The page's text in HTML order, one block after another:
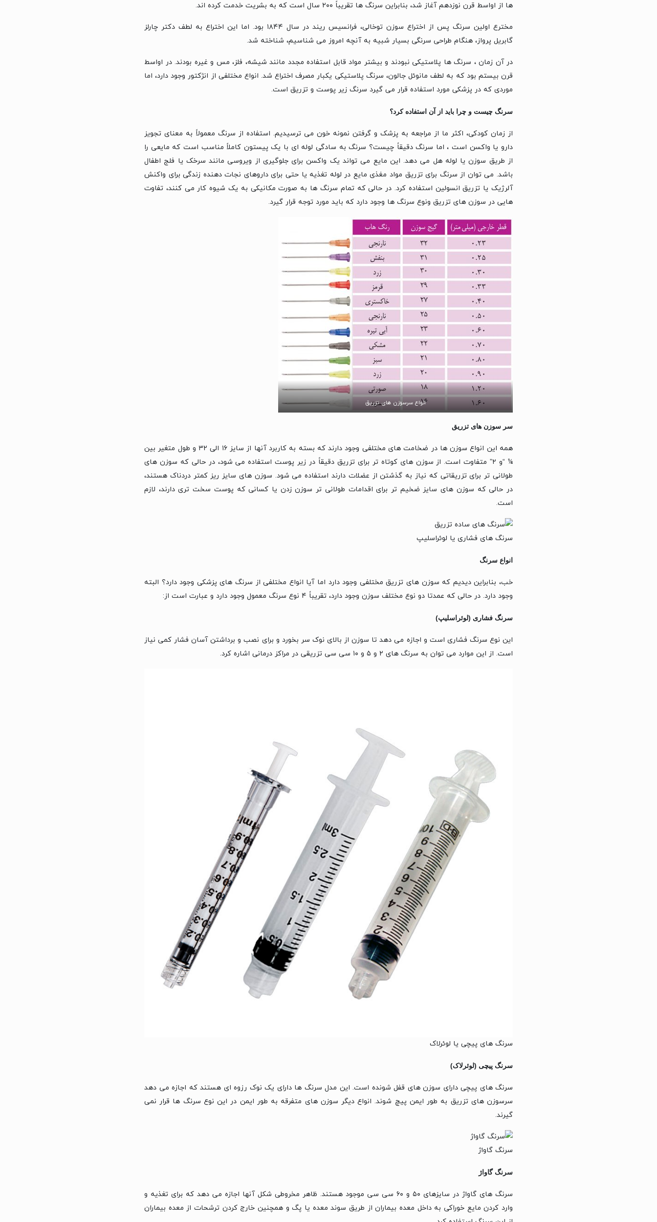
ها از اواسط قرن نوزدهم آغاز شد، بنابراین سرنگ ها تقریباً ۲۰۰ سال است که به بشریت خدمت کرده اند.
مخترع اولین سرنگ پس از اختراع سوزن توخالی، فرانسیس ریند در سال ۱۸۴۴ بود. اما این اختراع به لطف دکتر چارلز
گابریل پرواز، هنگام طراحی سرنگی بسیار شبیه به آنچه امروز می شناسیم، شناخته شد.
در آن زمان ، سرنگ ها پلاستیکی نبودند و بیشتر مواد قابل استفاده مجدد مانند شیشه، فلز، مس و غیره بودند. در اواسط
قرن بیستم بود که به لطف مانوئل جالون، سرنگ پلاستیکی یکبار مصرف اختراع شد. انواع مختلفی از انژکتور وجود دارد، اما
موردی که در پزشکی مورد استفاده قرار می گیرد سرنگ زیر پوست و تزریق است.
سرنگ چیست و چرا باید از آن استفاده کرد؟
از زمان کودکی، اکثر ما از مراجعه به پزشک و گرفتن نمونه خون می ترسیدیم. استفاده از سرنگ معمولاً به معنای تجویز
دارو یا واکسن است ، اما سرنگ دقیقاً چیست؟ سرنگ به سادگی لوله ای با یک پیستون کاملاً مناسب است که مایعی را
از طریق سوزن یا لوله هل می دهد. این مایع می تواند یک واکسن برای جلوگیری از ویروسی مانند سرخک یا فلج اطفال
باشد. می توان از سرنگ برای تزریق مواد مغذی مایع در لوله تغذیه یا حتی برای داروهای نجات دهنده زندگی برای واکنش
آلرژیک یا تزریق انسولین استفاده کرد. در حالی که تمام سرنگ ها به صورت مکانیکی به یک شیوه کار می کنند، تفاوت
هایی در سوزن های تزریق ونوع سرنگ ها وجود دارد که باید مورد توجه قرار گیرد.
انواع سرسوزن های تزریق
سر سوزن های تزریق
همه این انواع سوزن ها در ضخامت های مختلفی وجود دارند که بسته به کاربرد آنها از سایز ۱۶ الی ۳۲ و طول متغیر بین
¼ “و ۲” متفاوت است. از سوزن های کوتاه تر برای تزریق دقیقاً در زیر پوست استفاده می شود، در حالی که سوزن های
طولانی تر برای تزریقاتی که نیاز به گذشتن از عضلات دارند استفاده می شود. سوزن های سایز ریز کمتر دردناک هستند،
در حالی که سوزن های سایز ضخیم تر برای اقدامات طولانی تر سوزن زدن یا کسانی که پوست سخت تری دارند، لازم
است.
سرنگ های فشاری یا لوئراسلیپ
انواع سرنگ
خب، بنابراین دیدیم که سوزن های تزریق مختلفی وجود دارد اما آیا انواع مختلفی از سرنگ های پزشکی وجود دارد؟ البته
وجود دارد. در حالی که عمدتا دو نوع مختلف سوزن وجود دارد، تقریباً ۴ نوع سرنگ معمول وجود دارد و عبارت است از:
سرنگ فشاری (لوئراسلیپ)
این نوع سرنگ فشاری است و اجازه می دهد تا سوزن از بالای نوک سر بخورد و برای نصب و برداشتن آسان فشار کمی نیاز
است. از این موارد می توان به سرنگ های ۲ و ۵ و ۱۰ سی سی تزریقی در مراکز درمانی اشاره کرد.
سرنگ های پیچی یا لوئرلاک
سرنگ پیچی (لوئرلاک)
سرنگ های پیچی دارای سوزن های قفل شونده است. این مدل سرنگ ها دارای یک نوک رزوه ای هستند که اجازه می دهد
سرسوزن های تزریق به طور ایمن پیچ شوند. انواع دیگر سوزن های متفرقه به طور ایمن در این نوع سرنگ ها قرار نمی
گیرند.
سرنگ گاواژ
سرنگ گاواژ
سرنگ های گاواژ در سایزهای ۵۰ و ۶۰ سی سی موجود هستند. ظاهر مخروطی شکل آنها اجازه می دهد که برای تغذیه و
وارد کردن مایع خوراکی به داخل معده بیماران از طریق سوند معده یا پگ و همچنین خارج کردن ترشحات از معده بیماران